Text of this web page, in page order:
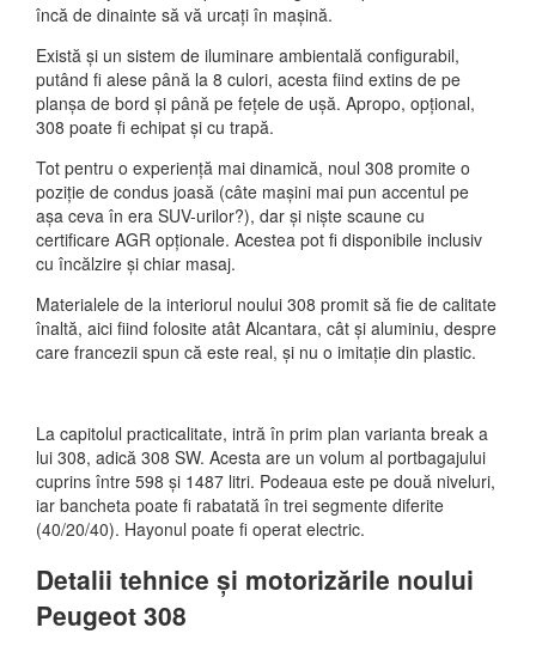
încă de dinainte să vă urcați în mașină.
Există și un sistem de iluminare ambientală configurabil,
putând fi alese până la 8 culori, acesta fiind extins de pe
planșa de bord și până pe fețele de ușă. Apropo, opțional,
308 poate fi echipat și cu trapă.
Tot pentru o experiență mai dinamică, noul 308 promite o
poziție de condus joasă (câte mașini mai pun accentul pe
așa ceva în era SUV-urilor?), dar și niște scaune cu
certificare AGR opționale. Acestea pot fi disponibile inclusiv
cu încălzire și chiar masaj.
Materialele de la interiorul noului 308 promit să fie de calitate
înaltă, aici fiind folosite atât Alcantara, cât și aluminiu, despre
care francezii spun că este real, și nu o imitație din plastic.
La capitolul practicalitate, intră în prim plan varianta break a
lui 308, adică 308 SW. Acesta are un volum al portbagajului
cuprins între 598 și 1487 litri. Podeaua este pe două niveluri,
iar bancheta poate fi rabatată în trei segmente diferite
(40/20/40). Hayonul poate fi operat electric.
Detalii tehnice și motorizările noului
Peugeot 308